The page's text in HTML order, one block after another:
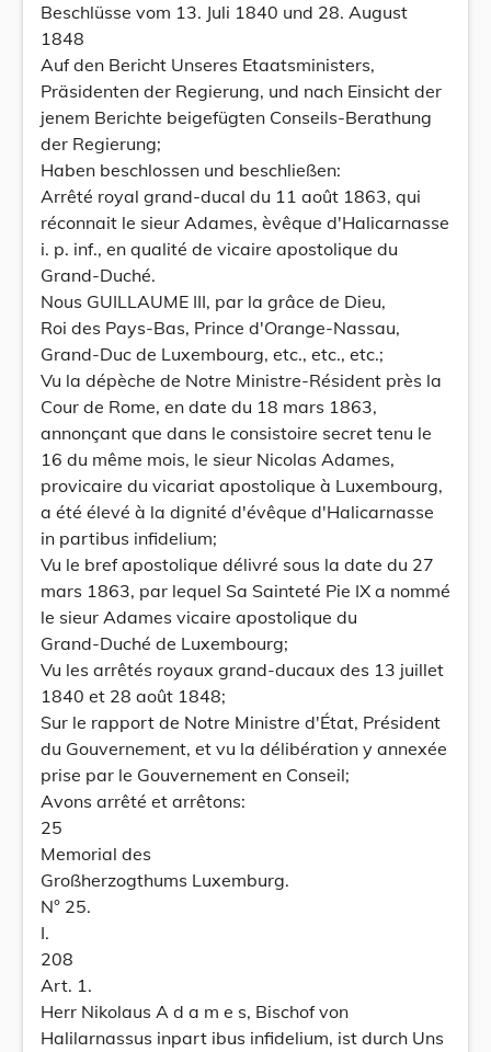
Beschlüsse vom 13. Juli 1840 und 28. August
1848
Auf den Bericht Unseres Etaatsministers,
Präsidenten der Regierung, und nach Einsicht der
jenem Berichte beigefügten Conseils-Berathung
der Regierung;
Haben beschlossen und beschließen:
Arrêté royal grand-ducal du 11 août 1863, qui
réconnait le sieur Adames, èvêque d'Halicarnasse
i. p. inf., en qualité de vicaire apostolique du
Grand-Duché.
Nous GUILLAUME III, par la grâce de Dieu,
Roi des Pays-Bas, Prince d'Orange-Nassau,
Grand-Duc de Luxembourg, etc., etc., etc.;
Vu la dépèche de Notre Ministre-Résident près la
Cour de Rome, en date du 18 mars 1863,
annonçant que dans le consistoire secret tenu le
16 du même mois, le sieur Nicolas Adames,
provicaire du vicariat apostolique à Luxembourg,
a été élevé à la dignité d'évêque d'Halicarnasse
in partibus infidelium;
Vu le bref apostolique délivré sous la date du 27
mars 1863, par lequel Sa Sainteté Pie IX a nommé
le sieur Adames vicaire apostolique du
Grand-Duché de Luxembourg;
Vu les arrêtés royaux grand-ducaux des 13 juillet
1840 et 28 août 1848;
Sur le rapport de Notre Ministre d'État, Président
du Gouvernement, et vu la délibération y annexée
prise par le Gouvernement en Conseil;
Avons arrêté et arrêtons:
25
Memorial des
Großherzogthums Luxemburg.
N° 25.
I.
208
Art. 1.
Herr Nikolaus A d a m e s, Bischof von
Halilarnassus inpart ibus infidelium, ist durch Uns